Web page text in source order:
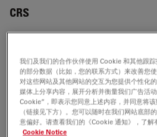
CRS
应用指南
Confocal
Laser (WLL) -
Jul 27, 2026 PDF, 3 MB
我们及我们的合作伙伴使用 Cookie 和其他跟
的部分数据（比如，您的联系方式）来改善您
对这些网站及其他网站的交互为您提供个性化
媒体上分享内容，展开分析并衡量我们广告活
Cookie”，即表示您同意上述内容，并同意将
（链接见下方）。您可以随时在我们网站底部
意偏好。请查看我们的《Cookie 通知》，了解
Cookie Notice